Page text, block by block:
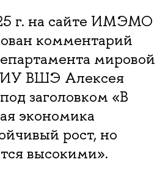
г. на сайте ИМЭМО
комментарий
мировой
ВШЭ Алексея
заголовком «В
экономика
рост, но
высокими».